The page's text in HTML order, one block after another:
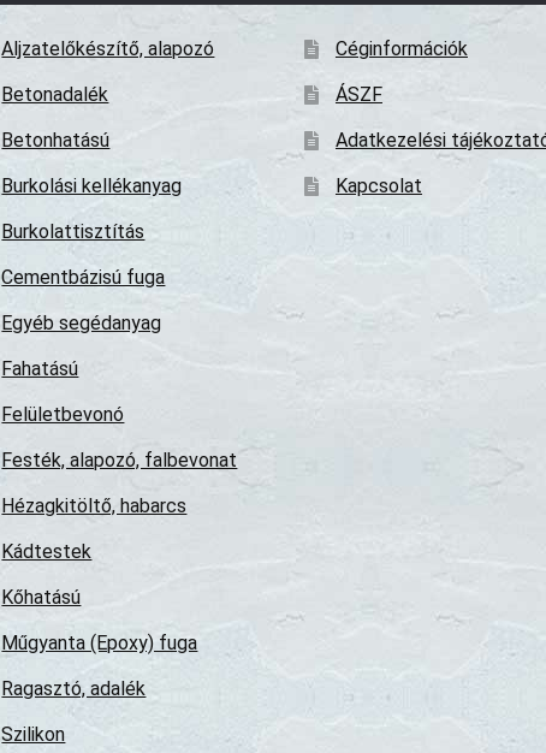
Aljzatelőkészítő, alapozó
Betonadalék
Betonhatású
Burkolási kellékanyag
Burkolattisztítás
Cementbázisú fuga
Egyéb segédanyag
Fahatású
Felületbevonó
Festék, alapozó, falbevonat
Hézagkitöltő, habarcs
Kádtestek
Kőhatású
Műgyanta (Epoxy) fuga
Ragasztó, adalék
Szilikon
Céginformációk
ÁSZF
Adatkezelési
Kapcsolat